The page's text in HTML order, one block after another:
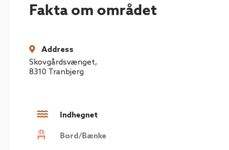
Fakta om området
Address
Skovgårdsvænget,
8310 Tranbjerg
Indhegnet
Bord/Bænke